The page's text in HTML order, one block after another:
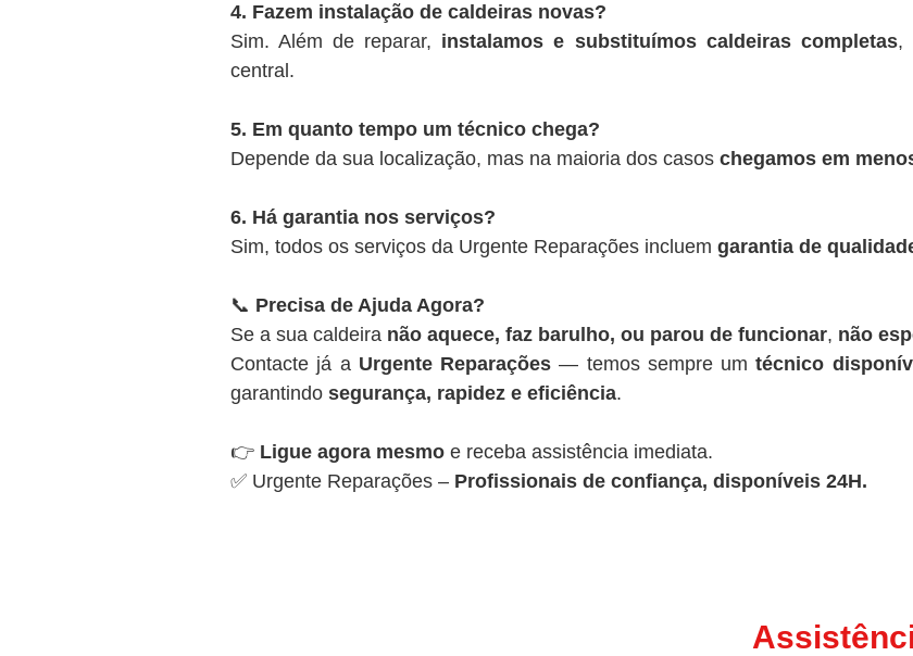
4. Fazem instalação de caldeiras novas?
Sim. Além de reparar, instalamos e substituímos caldeiras completas,
central.
5. Em quanto tempo um técnico chega?
Depende da sua localização, mas na maioria dos casos chegamos em
6. Há garantia nos serviços?
Sim, todos os serviços da Urgente Reparações incluem garantia de
📞 Precisa de Ajuda Agora?
Se a sua caldeira não aquece, faz barulho, ou parou de funcionar, não
Contacte já a Urgente Reparações — temos sempre umtécnico
garantindo segurança, rapidez e eficiência.
👉 Ligue agora mesmo e receba assistência imediata.
✅ Urgente Reparações – Profissionais de confiança, disponíveis 24H.